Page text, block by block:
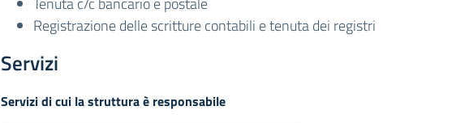
Registrazione delle scritture contabili e tenuta dei registri
Servizi
Servizi di cui la struttura è responsabile